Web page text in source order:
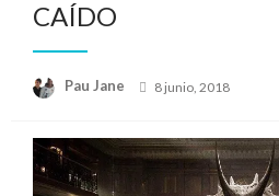
CAÍDO
Pau Jane
Publicado
8 junio, 2018